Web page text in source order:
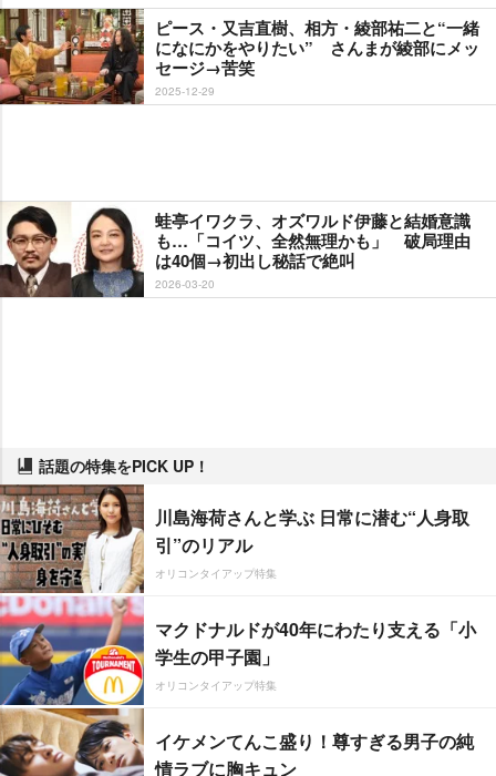
ピース・又吉直樹、相方・綾部祐二と“一緒
になにかをやりたい” さんまが綾部にメッ
セージ→苦笑
2025-12-29
蛙亭イワクラ、オズワルド伊藤と結婚意識
も…「コイツ、全然無理かも」 破局理由
は40個→初出し秘話で絶叫
2026-03-20
話題の特集をPICK UP！
川島海荷さんと学ぶ 日常に潜む“人身取
引”のリアル
オリコンタイアップ特集
マクドナルドが40年にわたり支える「小
学生の甲子園」
オリコンタイアップ特集
イケメンてんこ盛り！尊すぎる男子の純
情ラブに胸キュン